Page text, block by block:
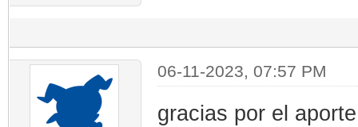
06-11-2023, 07:57 PM
gracias por el aporte